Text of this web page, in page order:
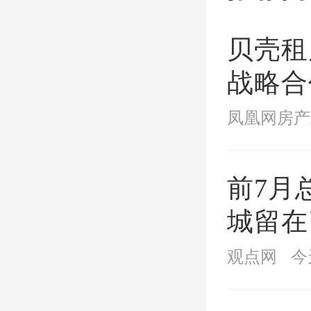
贝壳
战略
后一
凤凰网房
前7月
城留
观点网 今